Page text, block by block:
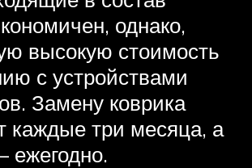
однако,
высокую стоимость
с устройствами
Замену коврика
каждые три месяца, а
ежегодно.